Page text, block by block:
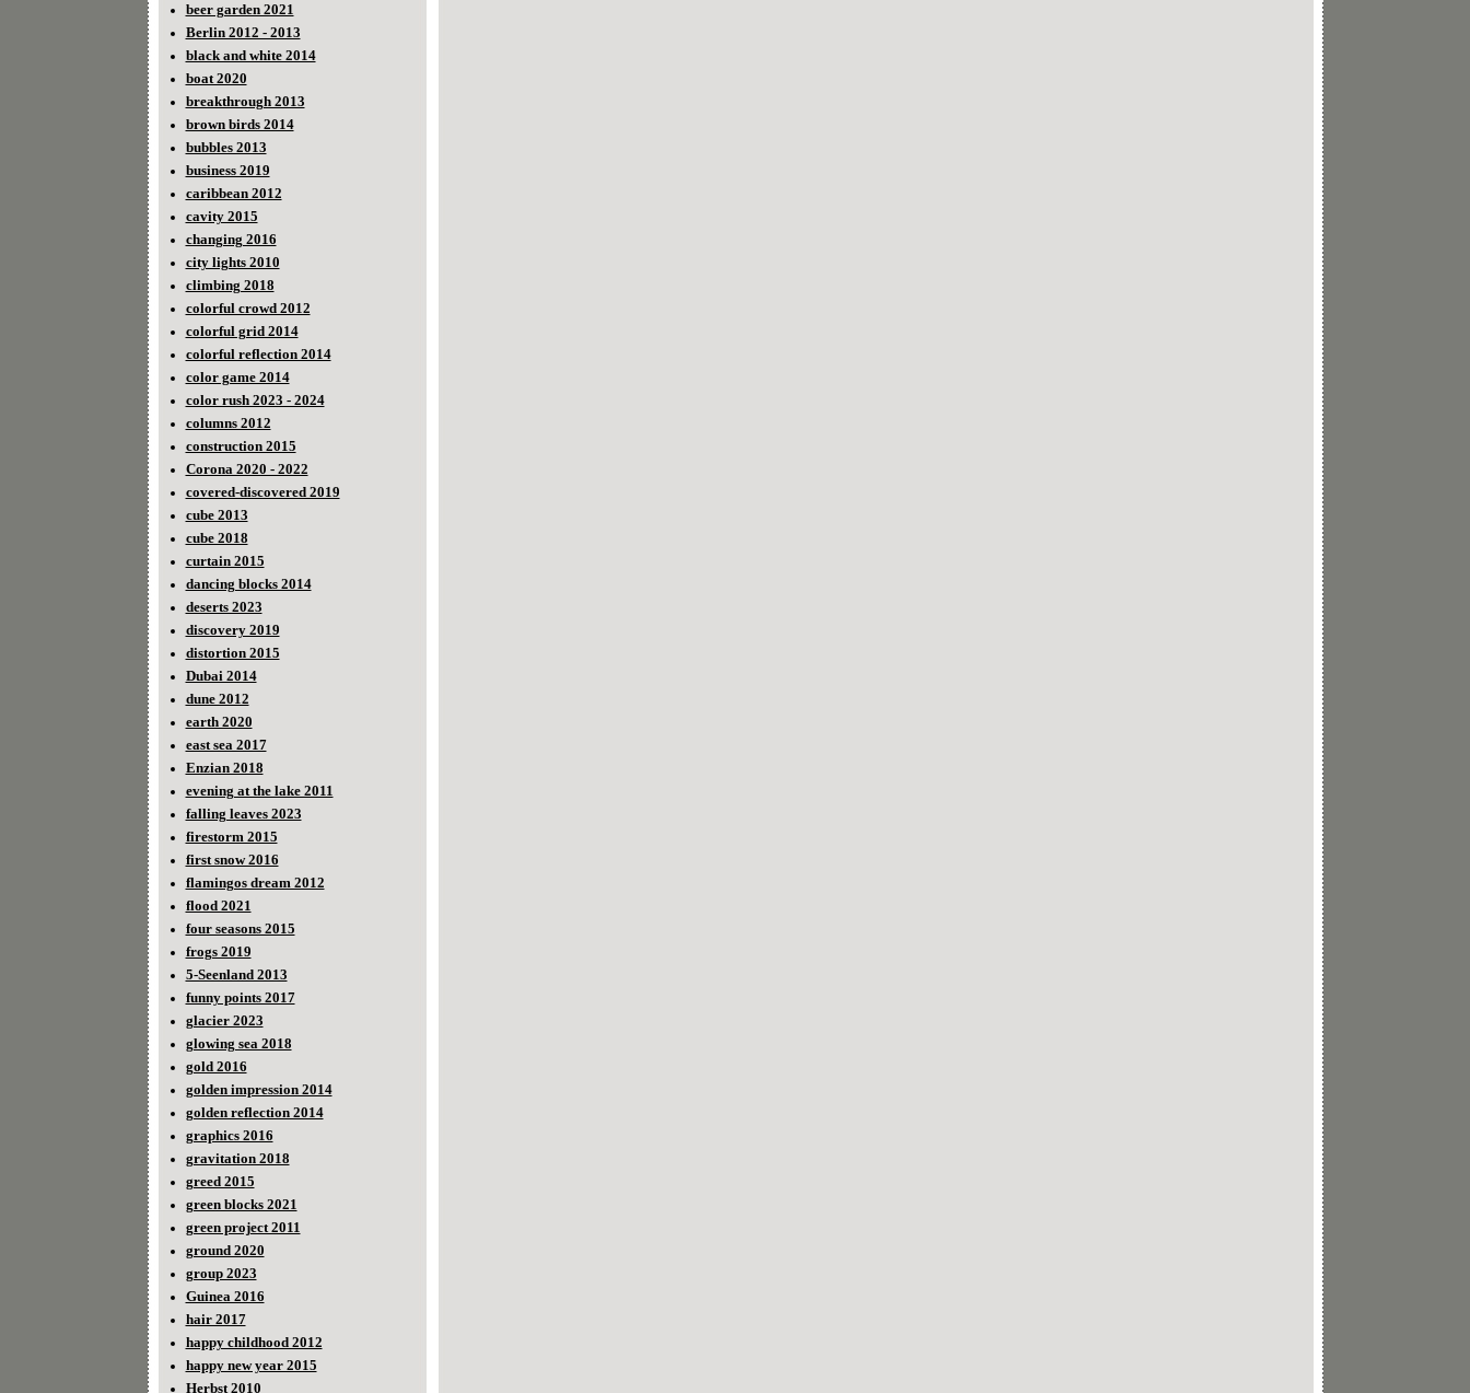
beer garden 2021
Berlin 2012 - 2013
black and white 2014
boat 2020
breakthrough 2013
brown birds 2014
bubbles 2013
business 2019
caribbean 2012
cavity 2015
changing 2016
city lights 2010
climbing 2018
colorful crowd 2012
colorful grid 2014
colorful reflection 2014
color game 2014
color rush 2023 - 2024
columns 2012
construction 2015
Corona 2020 - 2022
covered-discovered 2019
cube 2013
cube 2018
curtain 2015
dancing blocks 2014
deserts 2023
discovery 2019
distortion 2015
Dubai 2014
dune 2012
earth 2020
east sea 2017
Enzian 2018
evening at the lake 2011
falling leaves 2023
firestorm 2015
first snow 2016
flamingos dream 2012
flood 2021
four seasons 2015
frogs 2019
5-Seenland 2013
funny points 2017
glacier 2023
glowing sea 2018
gold 2016
golden impression 2014
golden reflection 2014
graphics 2016
gravitation 2018
greed 2015
green blocks 2021
green project 2011
ground 2020
group 2023
Guinea 2016
hair 2017
happy childhood 2012
happy new year 2015
Herbst 2010